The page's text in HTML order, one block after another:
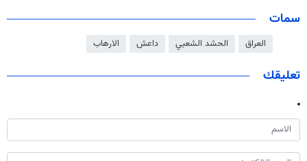
سمات
العراق الحشد الشعبي داعش الارهاب
تعليقك